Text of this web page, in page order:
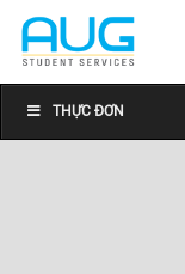
THỰC ĐƠN